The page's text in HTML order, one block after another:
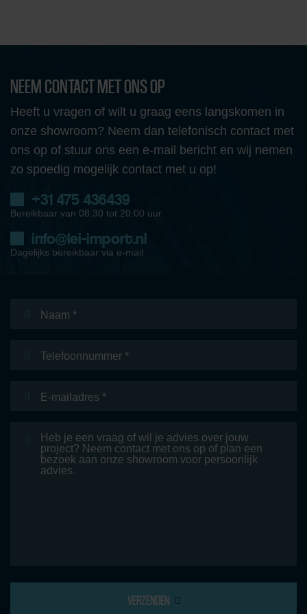
NEEM CONTACT MET ONS OP
Heeft u vragen of wilt u graag eens langskomen in
onze showroom? Neem dan telefonisch contact met
ons op of stuur ons een e-mail bericht en wij nemen
zo spoedig mogelijk contact met u op!
+31 475 436439
Bereikbaar van 08:30 tot 20:00 uur
info@lei-import.nl
Dagelijks bereikbaar via e-mail
mailadres *
VERZENDEN